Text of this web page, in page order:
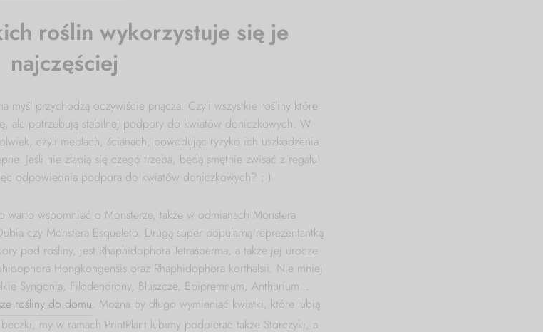
roślin wykorzystuje się je
najczęściej
myśl przychodzą oczywiście pnącza. Czyli wszystkie rośliny które
ale potrzebują stabilnej podpory do kwiatów doniczkowych. W
czyli meblach, ścianach, powodując ryzyko ich uszkodzenia
Jeśli nie złapią się czego trzeba, będą smętnie zwisać z regału
odpowiednia podpora do kwiatów doniczkowych? ; )
warto wspomnieć o Monsterze, także w odmianach Monstera
czy Monstera Esqueleto. Drugą super popularną reprezentantką
pod rośliny, jest Rhaphidophora Tetrasperma, a także jej urocze
Hongkongensis oraz Rhaphidophora korthalsii. Nie mniej
Syngonia, Filodendrony, Bluszcze, Epipremnum, Anthurium…
rośliny do domu. Można by długo wymieniać kwiatki, które lubią
my w ramach PrintPlant lubimy podpierać także Storczyki, a